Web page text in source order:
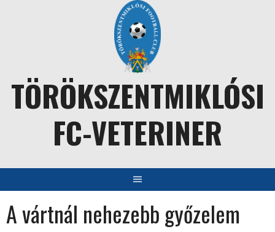
TÖRÖKSZENTMIKLÓSI
FC-VETERINER
A vártnál nehezebb győzelem